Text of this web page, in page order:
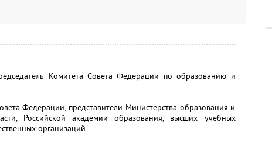
Комитета Совета Федерации по образованию и
Федерации, представители Министерства образования и
Российской академии образования, высших учебных
организаций